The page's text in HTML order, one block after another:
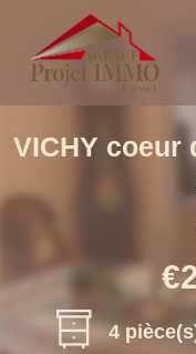
VICHY coeur
4